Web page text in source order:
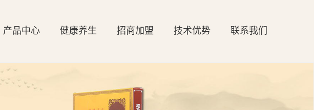
产品中心 健康养生 招商加盟 技术优势 联系我们